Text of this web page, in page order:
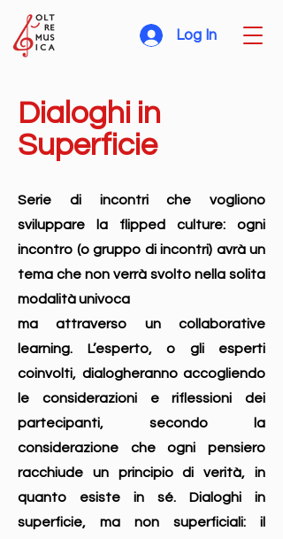
Log In
Dialoghi in
Superficie
Serie di incontri che vogliono
sviluppare la flipped culture: ogni
incontro (o gruppo di incontri) avrà un
tema che non verrà svolto nella solita
modalità univoca
ma attraverso un collaborative
learning. L’esperto, o gli esperti
coinvolti, dialogheranno accogliendo
le considerazioni e riflessioni dei
partecipanti, secondo la
considerazione che ogni pensiero
racchiude un principio di verità, in
quanto esiste in sé. Dialoghi in
superficie, ma non superficiali: il